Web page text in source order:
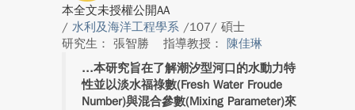
本全文未授權公開AA
/ 水利及海洋工程學系 /107/ 碩士
研究生： 張智勝
指導教授： 陳佳琳
本研究旨在了解潮汐型河口的水動力特
性並以淡水福祿數(Fresh Water Froude
Number)與混合參數(Mixing Parameter)來